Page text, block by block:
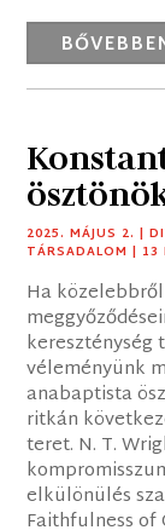
2025. MÁJUS 2. |
TÁRSADALOM | 13
Ha
kereszténység
véleményünk
anabaptista
ritkán
teret. N. T.
elkülönülés
Faithfulness of